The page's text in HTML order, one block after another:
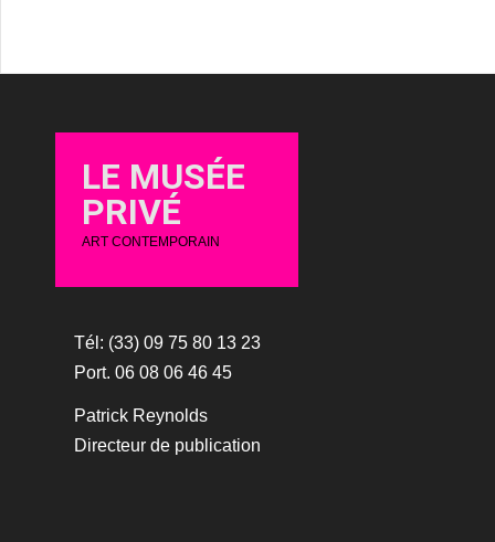
LE MUSÉE
PRIVÉ
ART CONTEMPORAIN
Tél: (33) 09 75 80 13 23
Port. 06 08 06 46 45
Patrick Reynolds
Directeur de publication